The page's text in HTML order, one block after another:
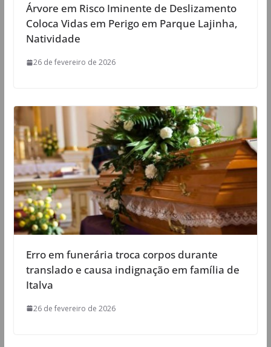
Árvore em Risco Iminente de Deslizamento
Coloca Vidas em Perigo em Parque Lajinha,
Natividade
26 de fevereiro de 2026
Erro em funerária troca corpos durante
translado e causa indignação em família de
Italva
26 de fevereiro de 2026